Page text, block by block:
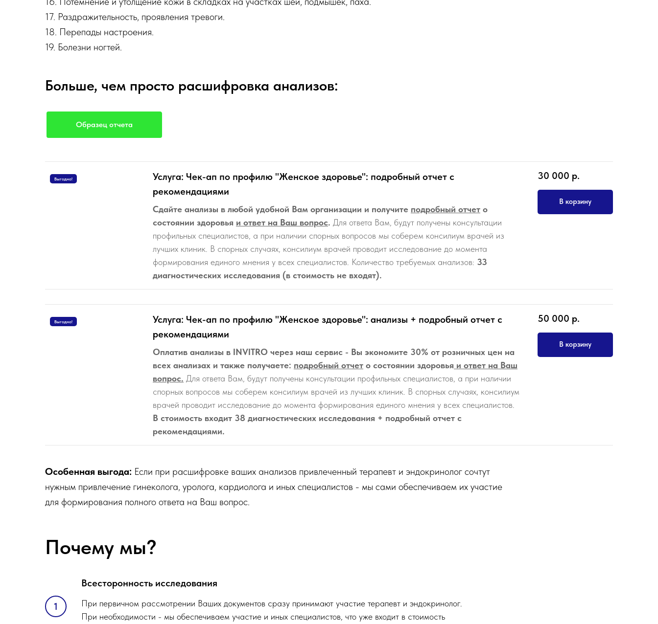
17. Раздражительность, проявления тревоги.
18. Перепады настроения.
19. Болезни ногтей.
Больше, чем просто расшифровка анализов:
Образец отчета
Выгодно!
Услуга: Чек-ап по профилю "Женское здоровье": подробный отчет с
рекомендациями
Сдайте анализы в любой удобной Вам организации и получите подробный отчет о
состоянии здоровья и ответ на Ваш вопрос. Для ответа Вам, будут получены консультации
профильных специалистов, а при наличии спорных вопросов мы соберем консилиум врачей из
лучших клиник. В спорных случаях, консилиум врачей проводит исследование до момента
формирования единого мнения у всех специалистов. Количество требуемых анализов: 33
диагностических исследования (в стоимость не входят).
30 000 р.
В корзину
Выгодно!
Услуга: Чек-ап по профилю "Женское здоровье": анализы + подробный отчет с
рекомендациями
Оплатив анализы в INVITRO через наш сервис - Вы экономите 30% от розничных цен на
всех анализах и также получаете: подробный отчет о состоянии здоровья и ответ на Ваш
вопрос. Для ответа Вам, будут получены консультации профильных специалистов, а при наличии
спорных вопросов мы соберем консилиум врачей из лучших клиник. В спорных случаях, консилиум
врачей проводит исследование до момента формирования единого мнения у всех специалистов.
В стоимость входит 38 диагностических исследования + подробный отчет с
рекомендациями.
50 000 р.
В корзину
Особенная выгода: Если при расшифровке ваших анализов привлеченный терапевт и эндокринолог сочтут
нужным привлечение гинеколога, уролога, кардиолога и иных специалистов - мы сами обеспечиваем их участие
для формирования полного ответа на Ваш вопрос.
Почему мы?
Всесторонность исследования
При первичном рассмотрении Ваших документов сразу принимают участие терапевт и эндокринолог.
При необходимости - мы обеспечиваем участие и иных специалистов, что уже входит в стоимость